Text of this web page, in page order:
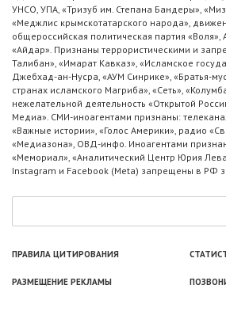
УНСО, УПА, «Тризуб им. Степана Бандеры»,
«Меджлис крымскотатарского народа»,
общероссийская политическая партия «Воля»,
«Айдар». Признаны террористическими и
Талибан», «Имарат Кавказ», «Исламское
Джебхад-ан-Нусра, «АУМ Синрике», «Братья-
странах исламского Магриба», «Сеть»,
нежелательной деятельность «Открытой
Медиа». СМИ-иноагентами признаны:
«Важные истории», «Голос Америки», радио
«Медиазона», ОВД-инфо. Иноагентами
«Мемориал», «Аналитический Центр Юрия
Instagram и Facebook (Metа) запрещены в РФ
ПРАВИЛА ЦИТИРОВАНИЯ
РАЗМЕЩЕНИЕ РЕКЛАМЫ